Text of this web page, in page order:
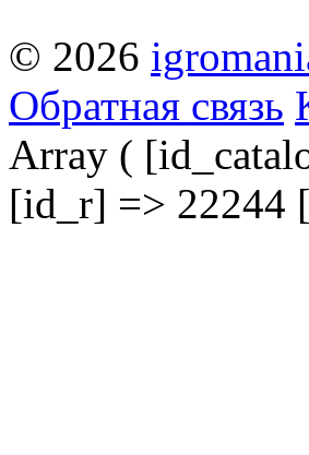
© 2026
Обратная связь
Array (
[id_r] => 22244